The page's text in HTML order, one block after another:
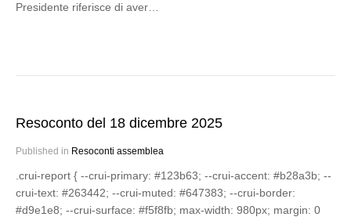
Presidente riferisce di aver…
Resoconto del 18 dicembre 2025
Published in Resoconti assemblea
.crui-report { --crui-primary: #123b63; --crui-accent: #b28a3b; --
crui-text: #263442; --crui-muted: #647383; --crui-border:
#d9e1e8; --crui-surface: #f5f8fb; max-width: 980px; margin: 0